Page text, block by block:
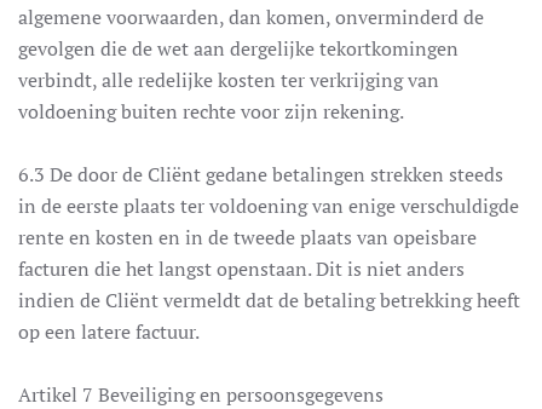
algemene voorwaarden, dan komen, onverminderd de
gevolgen die de wet aan dergelijke tekortkomingen
verbindt, alle redelijke kosten ter verkrijging van
voldoening buiten rechte voor zijn rekening.
6.3 De door de Cliënt gedane betalingen strekken steeds
in de eerste plaats ter voldoening van enige verschuldigde
rente en kosten en in de tweede plaats van opeisbare
facturen die het langst openstaan. Dit is niet anders
indien de Cliënt vermeldt dat de betaling betrekking heeft
op een latere factuur.
Artikel 7 Beveiliging en persoonsgegevens